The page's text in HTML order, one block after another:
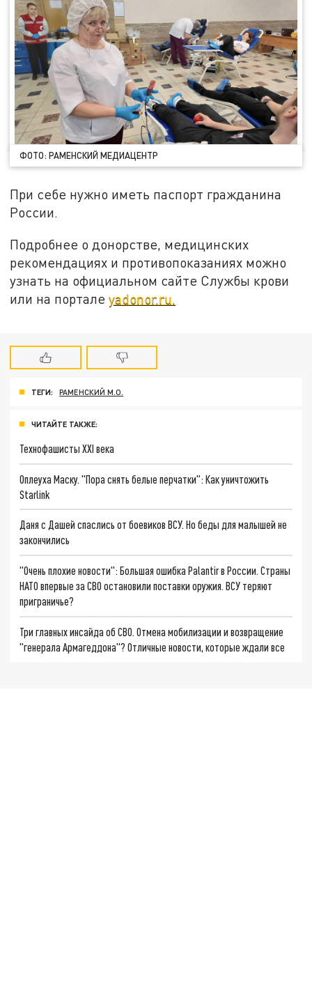
ФОТО: РАМЕНСКИЙ МЕДИАЦЕНТР
При себе нужно иметь паспорт гражданина
России.
Подробнее о донорстве, медицинских
рекомендациях и противопоказаниях можно
узнать на официальном сайте Службы крови
или на порталеyadonor.ru.
ТЕГИ: РАМЕНСКИЙ М.О.
ЧИТАЙТЕ ТАКЖЕ:
Технофашисты XXI века
Оплеуха Маску. "Пора снять белые перчатки": Как уничтожить
Starlink
Даня с Дашей спаслись от боевиков ВСУ. Но беды для малышей не
закончились
"Очень плохие новости": Большая ошибка Palantir в России. Страны
НАТО впервые за СВО остановили поставки оружия. ВСУ теряют
приграничье?
Три главных инсайда об СВО. Отмена мобилизации и возвращение
"генерала Армагеддона"? Отличные новости, которые ждали все